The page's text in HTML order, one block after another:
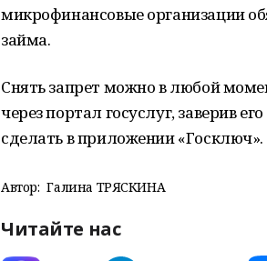
микрофинансовые организации
займа.
Снять запрет можно в любой
через портал госуслуг, заверив
сделать в приложении «Госключ».
Автор: Галина ТРЯСКИНА
Читайте нас